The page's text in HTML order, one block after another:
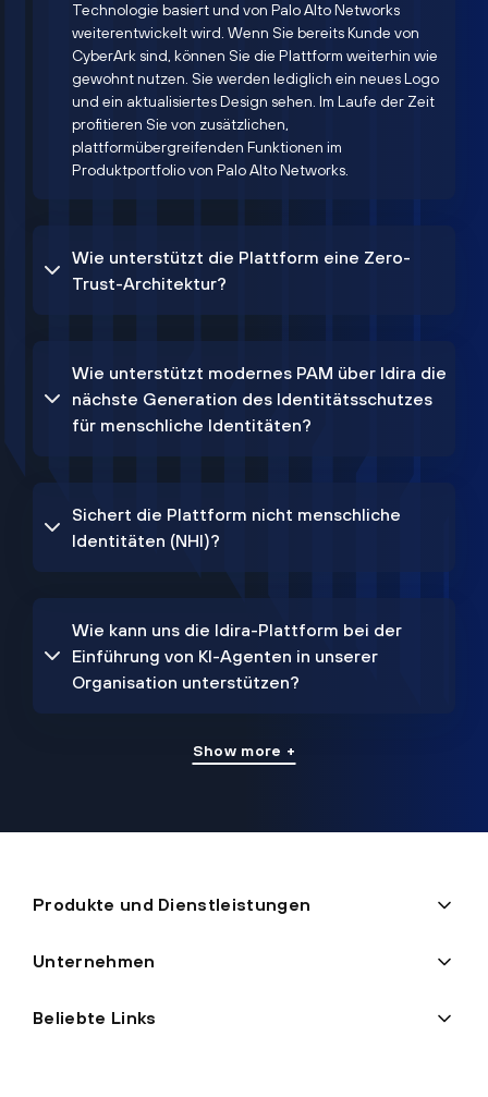
Technologie basiert und von Palo Alto Networks
weiterentwickelt wird. Wenn Sie bereits Kunde von
CyberArk sind, können Sie die Plattform weiterhin wie
gewohnt nutzen. Sie werden lediglich ein neues Logo
und ein aktualisiertes Design sehen. Im Laufe der Zeit
profitieren Sie von zusätzlichen,
plattformübergreifenden Funktionen im
Produktportfolio von Palo Alto Networks.
Wie unterstützt die Plattform eine Zero-
Trust-Architektur?
Wie unterstützt modernes PAM über Idira die
nächste Generation des Identitätsschutzes
für menschliche Identitäten?
Sichert die Plattform nicht menschliche
Identitäten (NHI)?
Wie kann uns die Idira-Plattform bei der
Einführung von KI-Agenten in unserer
Organisation unterstützen?
Show more +
Produkte und Dienstleistungen
Unternehmen
Beliebte Links